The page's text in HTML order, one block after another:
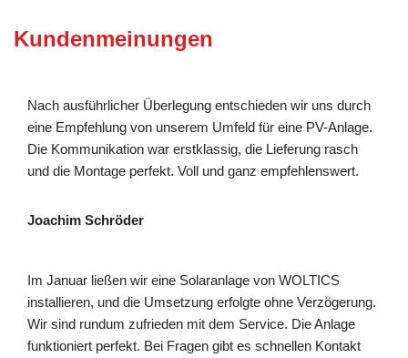
Kundenmeinungen
Nach ausführlicher Überlegung entschieden wir uns durch
eine Empfehlung von unserem Umfeld für eine PV-Anlage.
Die Kommunikation war erstklassig, die Lieferung rasch
und die Montage perfekt. Voll und ganz empfehlenswert.
Joachim Schröder
Im Januar ließen wir eine Solaranlage von WOLTICS
installieren, und die Umsetzung erfolgte ohne Verzögerung.
Wir sind rundum zufrieden mit dem Service. Die Anlage
funktioniert perfekt. Bei Fragen gibt es schnellen Kontakt